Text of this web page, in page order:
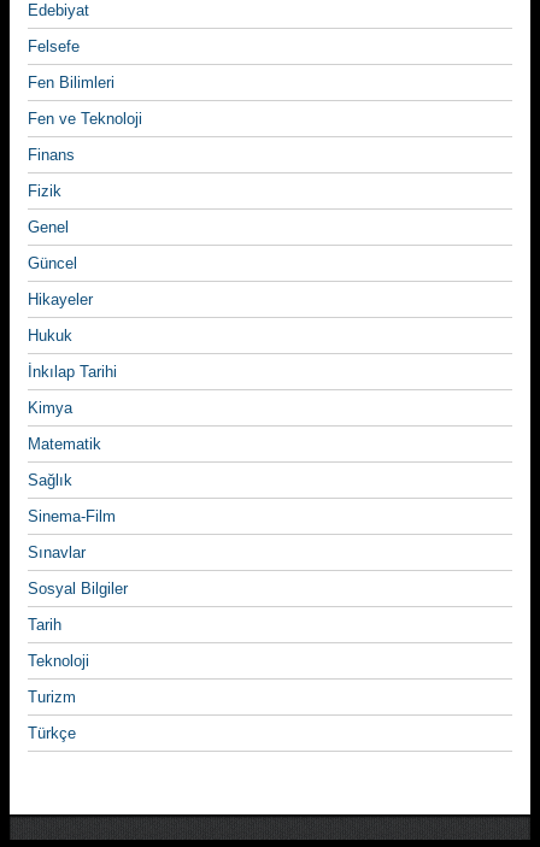
Edebiyat
Felsefe
Fen Bilimleri
Fen ve Teknoloji
Finans
Fizik
Genel
Güncel
Hikayeler
Hukuk
İnkılap Tarihi
Kimya
Matematik
Sağlık
Sinema-Film
Sınavlar
Sosyal Bilgiler
Tarih
Teknoloji
Turizm
Türkçe